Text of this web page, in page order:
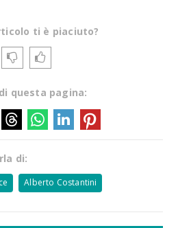
ti è piaciuto?
questa pagina:
di:
Alberto Costantini